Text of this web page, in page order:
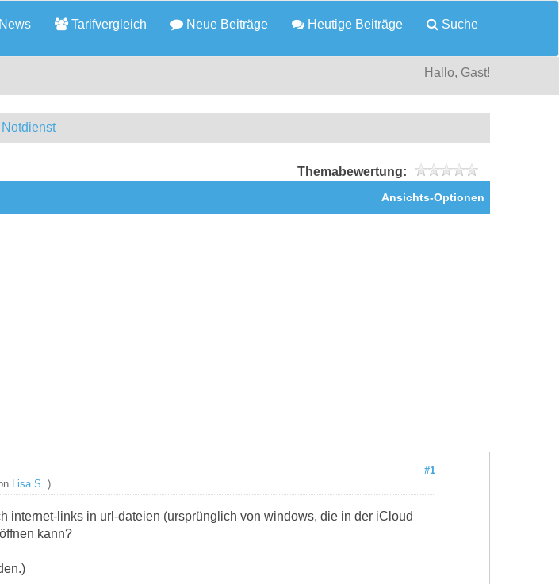
News Tarifvergleich Neue Beiträge Heutige Beiträge Suche
Hallo, Gast!
Themabewertung:
Ansichts-Optionen
#1
Lisa S. .)
internet-links in url-dateien (ursprünglich von windows, die in der iCloud
kann?